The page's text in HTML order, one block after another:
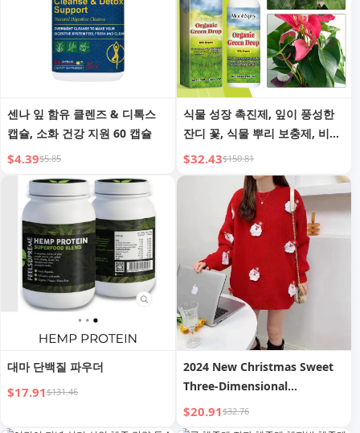
센나 잎 함유 클렌즈 & 디톡스
캡슐, 소화 건강 지원 60 캡슐
$4.39$5.85
식물 성장 촉진제, 잎이 풍성한
잔디 꽃, 식물 뿌리 보충제, 비료,
영양액
$32.43$150.81
대마 단백질 파우더
$17.91$131.46
2024 New Christmas Sweet
Three-Dimensional
Craftsmanship Autumn and
Winter Thickened Lazy Style
$20.91$32.76